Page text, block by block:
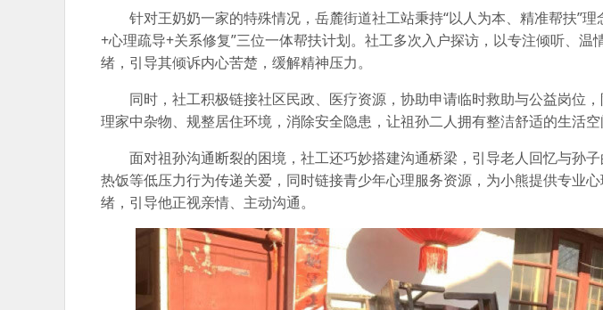
针对王奶奶一家的特殊情况，岳麓街道社工站秉持“以人为本、精准帮扶”
+心理疏导+关系修复”三位一体帮扶计划。社工多次入户探访，以专注倾听、
绪，引导其倾诉内心苦楚，缓解精神压力。
同时，社工积极链接社区民政、医疗资源，协助申请临时救助与公益岗位
理家中杂物、规整居住环境，消除安全隐患，让祖孙二人拥有整洁舒适的生活空
面对祖孙沟通断裂的困境，社工还巧妙搭建沟通桥梁，引导老人回忆与孙
热饭等低压力行为传递关爱，同时链接青少年心理服务资源，为小熊提供专业
绪，引导他正视亲情、主动沟通。